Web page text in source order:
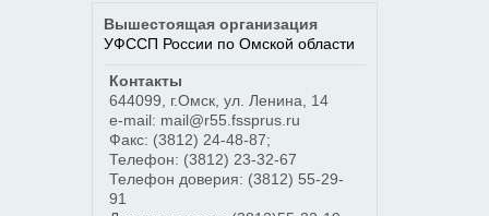
Вышестоящая организация
УФССП России по Омской области
Контакты
644099
г.Омск, ул. Ленина, 14
e-mail: mail@r55.fssprus.ru
Факс: (3812) 24-48-87;
Телефон: (3812) 23-32-67
Телефон доверия: (3812) 55-29-
91